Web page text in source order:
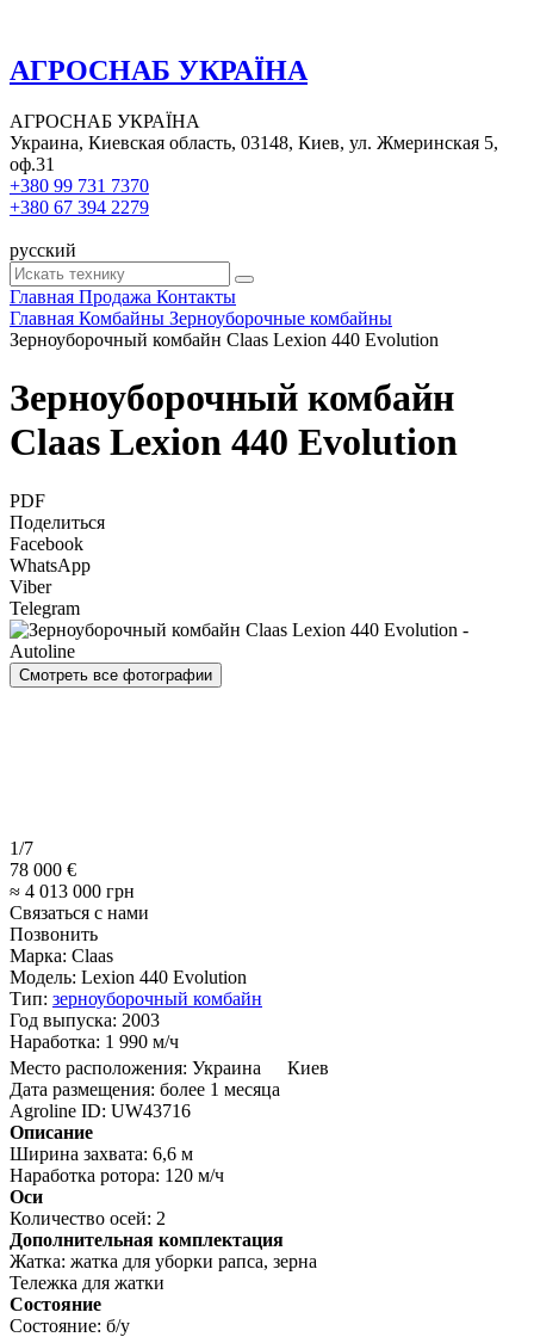
АГРОСНАБ УКРАЇНА
АГРОСНАБ УКРАЇНА
Украина, Киевская область, 03148, Киев, ул. Жмеринская 5,
оф.31
+380 99 731 7370
+380 67 394 2279
русский
Главная Продажа Контакты
Главная Комбайны Зерноуборочные комбайны
Зерноуборочный комбайн Claas Lexion 440 Evolution
Зерноуборочный комбайн
Claas Lexion 440 Evolution
PDF
Поделиться
Facebook
WhatsApp
Viber
Telegram
Смотреть все фотографии
1/7
78 000 €
≈ 4 013 000 грн
Связаться с нами
Позвонить
Марка: Claas
Модель: Lexion 440 Evolution
Тип: зерноуборочный комбайн
Год выпуска: 2003
Наработка: 1 990 м/ч
Место расположения: Украина
Киев
Дата размещения: более 1 месяца
Agroline ID: UW43716
Описание
Ширина захвата: 6,6 м
Наработка ротора: 120 м/ч
Оси
Количество осей: 2
Дополнительная комплектация
Жатка: жатка для уборки рапса, зерна
Тележка для жатки
Состояние
Состояние: б/у